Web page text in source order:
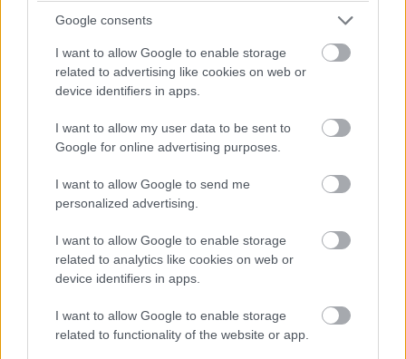
Google consents
I want to allow Google to enable storage
related to advertising like cookies on web or
device identifiers in apps.
I want to allow my user data to be sent to
Google for online advertising purposes.
I want to allow Google to send me
personalized advertising.
I want to allow Google to enable storage
related to analytics like cookies on web or
device identifiers in apps.
I want to allow Google to enable storage
related to functionality of the website or app.
Karnagio Resto